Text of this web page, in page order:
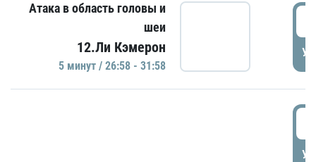
Атака в область головы и
шеи
12.Ли Кэмерон
5 минут / 26:58 - 31:58